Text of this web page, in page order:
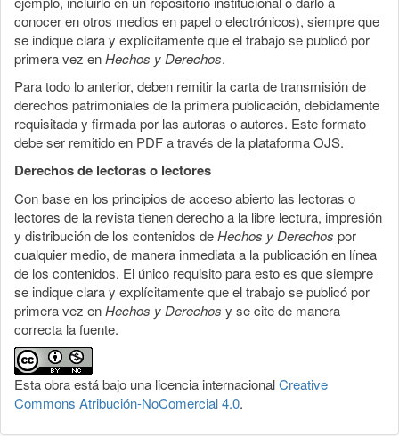
conocer en otros medios en papel o electrónicos), siempre que
se indique clara y explícitamente que el trabajo se publicó por
primera vez enHechos y Derechos.
Para todo lo anterior, deben remitir la carta de transmisión de
derechos patrimoniales de la primera publicación, debidamente
requisitada y firmada por las autoras o autores. Este formato
debe ser remitido en PDF a través de la plataforma OJS.
Derechos de lectoras o lectores
Con base en los principios de acceso abierto las lectoras o
lectores de la revista tienen derecho a la libre lectura, impresión
y distribución de los contenidos deHechos y Derechos por
cualquier medio, de manera inmediata a la publicación en línea
de los contenidos. El único requisito para esto es que siempre
se indique clara y explícitamente que el trabajo se publicó por
primera vez enHechos y Derechos y se cite de manera
correcta la fuente.
Esta obra está bajo una licencia internacionalCreative
Commons Atribución-NoComercial 4.0.